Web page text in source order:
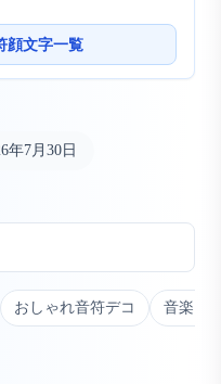
顔文字一覧
年7月30日
おしゃれ音符デコ 音楽プ